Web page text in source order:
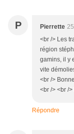
P Pierrette
<br /> Les
région
gamins, il y
vite
<br />
<br /> <br /
Répondre